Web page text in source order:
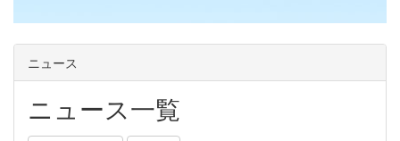
ニュース
ニュース一覧